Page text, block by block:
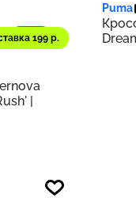
199 р.
1218
|
Puma